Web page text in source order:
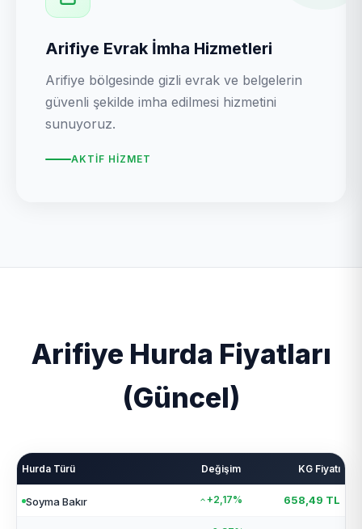
Arifiye Evrak İmha Hizmetleri
Arifiye bölgesinde gizli evrak ve belgelerin
güvenli şekilde imha edilmesi hizmetini
sunuyoruz.
AKTIF HIZMET
Arifiye Hurda Fiyatları
(Güncel)
Hurda Türü Değişim KG Fiyatı
Soyma Bakır +2,17% 658,49 TL